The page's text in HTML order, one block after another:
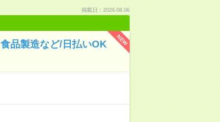
掲載日：2026.08.06
NEW
品製造など/日払いOK